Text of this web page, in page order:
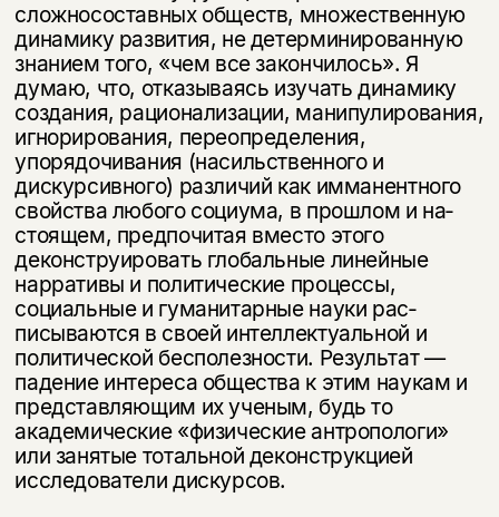
сложносоставных обществ, множественную
динамику развития, не детерми­нированную
знанием того, «чем все закончилось». Я
думаю, что, отказываясь изучать динамику
создания, рационализации, манипулирования,
игнориро­вания, переопределения,
упорядочивания (насильственного и
дискурсив­ного) различий как имманентного
свойства любого социума, в прошлом и на­
стоящем, предпочитая вместо этого
деконструировать глобальные линейные
нарративы и политические процессы,
социальные и гуманитарные науки рас­
писываются в своей интеллектуальной и
политической бесполезности. Ре­зультат —
падение интереса общества к этим наукам и
представляющим их ученым, будь то
академические «физические антропологи»
или занятые то­тальной деконструкцией
исследователи дискурсов.